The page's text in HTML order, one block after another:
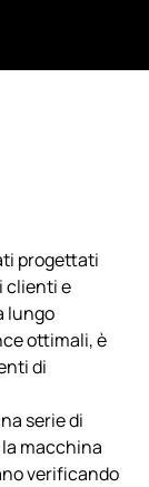
progettati
clienti e
lungo
ottimali, è
di
serie di
macchina
verificando